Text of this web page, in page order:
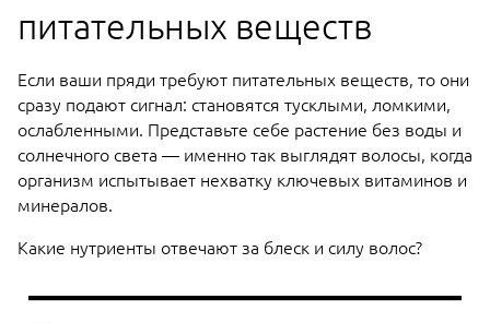
питательных веществ
Если ваши пряди требуют питательных веществ, то они
сразу подают сигнал: становятся тусклыми, ломкими,
ослабленными. Представьте себе растение без воды и
солнечного света — именно так выглядят волосы, когда
организм испытывает нехватку ключевых витаминов и
минералов.
Какие нутриенты отвечают за блеск и силу волос?